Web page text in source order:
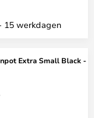
15 werkdagen
Extra Small Black -